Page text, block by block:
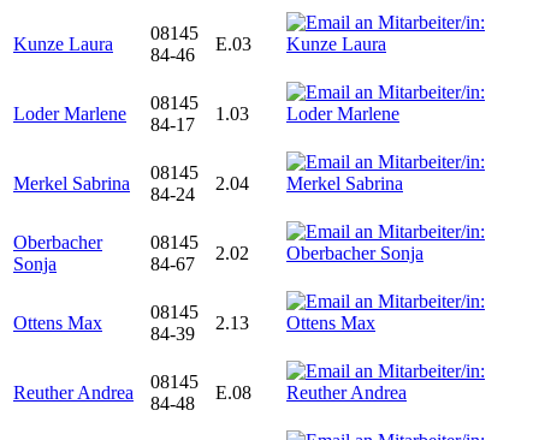
Kunze Laura
08145
84-46
E.03
Loder Marlene
08145
84-17
1.03
Merkel Sabrina
08145
84-24
2.04
Oberbacher
Sonja
08145
84-67
2.02
Ottens Max
08145
84-39
2.13
Reuther Andrea
08145
84-48
E.08